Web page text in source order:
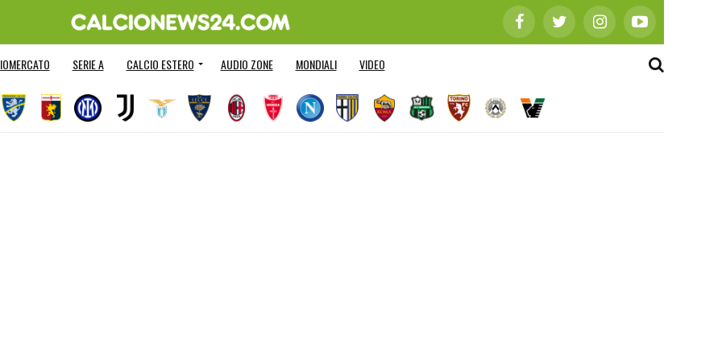
SERIE A CALCIO ESTERO AUDIO ZONE MONDIALI VIDEO